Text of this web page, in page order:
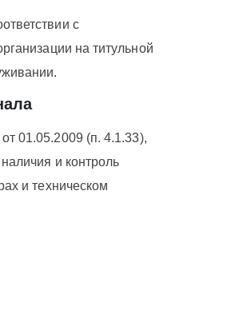
с
на титульной
01.05.2009 (п. 4.1.33),
и контроль
и техническом